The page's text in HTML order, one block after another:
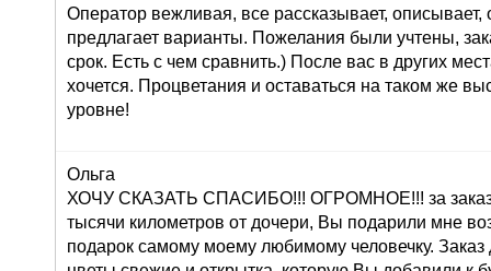
Оператор вежливая, все рассказывает, описывает,
предлагает варианты. Пожелания были учтены,
срок. Есть с чем сравнить.) После вас в других
хочется. Процветания и оставаться на таком же
уровне!
Ольга
ХОЧУ СКАЗАТЬ СПАСИБО!!! ОГРОМНОЕ!!! за заказ
тысячи километров от дочери, Вы подарили мне
подарок самому моему любимому человечку.